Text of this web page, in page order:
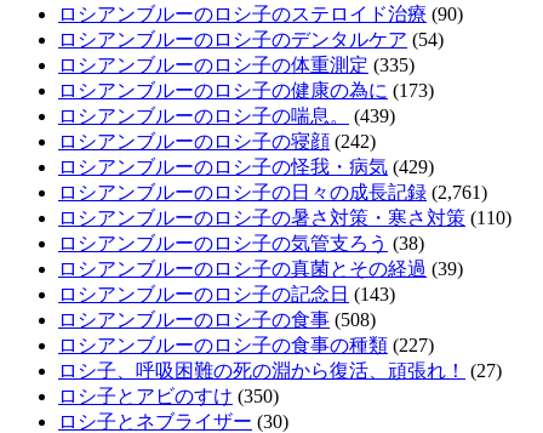
ロシアンブルーのロシ子のステロイド治療 (90)
ロシアンブルーのロシ子のデンタルケア (54)
ロシアンブルーのロシ子の体重測定 (335)
ロシアンブルーのロシ子の健康の為に (173)
ロシアンブルーのロシ子の喘息。
(439)
ロシアンブルーのロシ子の寝顔 (242)
ロシアンブルーのロシ子の怪我・病気 (429)
ロシアンブルーのロシ子の日々の成長記録 (2,761)
ロシアンブルーのロシ子の暑さ対策・寒さ対策 (110)
ロシアンブルーのロシ子の気管支ろう (38)
ロシアンブルーのロシ子の真菌とその経過 (39)
ロシアンブルーのロシ子の記念日 (143)
ロシアンブルーのロシ子の食事 (508)
ロシアンブルーのロシ子の食事の種類 (227)
ロシ子、呼吸困難の死の淵から復活、頑張れ！
(27)
ロシ子とアビのすけ (350)
ロシ子とネブライザー (30)